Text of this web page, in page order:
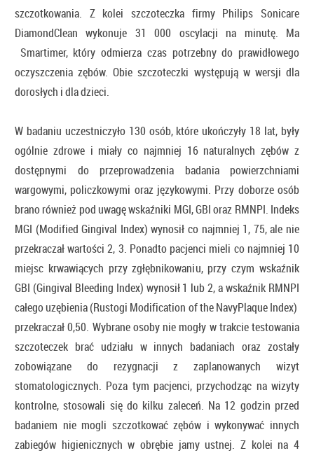
szczotkowania. Z kolei szczoteczka firmy Philips Sonicare
DiamondClean wykonuje 31 000 oscylacji na minutę. Ma
Smartimer, który odmierza czas potrzebny do prawidłowego
oczyszczenia zębów. Obie szczoteczki występują w wersji dla
dorosłych i dla dzieci.
W badaniu uczestniczyło 130 osób, które ukończyły 18 lat, były
ogólnie zdrowe i miały co najmniej 16 naturalnych zębów z
dostępnymi do przeprowadzenia badania powierzchniami
wargowymi, policzkowymi oraz językowymi. Przy doborze osób
brano również pod uwagę wskaźniki MGI, GBI oraz RMNPI. Indeks
MGI (Modified Gingival Index) wynosił co najmniej 1, 75, ale nie
przekraczał wartości 2, 3. Ponadto pacjenci mieli co najmniej 10
miejsc krwawiących przy zgłębnikowaniu, przy czym wskaźnik
GBI (Gingival Bleeding Index) wynosił 1 lub 2, a wskaźnik RMNPI
całego uzębienia (Rustogi Modification of the NavyPlaque Index)
przekraczał 0,50. Wybrane osoby nie mogły w trakcie testowania
szczoteczek brać udziału w innych badaniach oraz zostały
zobowiązane do rezygnacji z zaplanowanych wizyt
stomatologicznych. Poza tym pacjenci, przychodząc na wizyty
kontrolne, stosowali się do kilku zaleceń. Na 12 godzin przed
badaniem nie mogli szczotkować zębów i wykonywać innych
zabiegów higienicznych w obrębie jamy ustnej. Z kolei na 4